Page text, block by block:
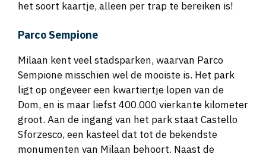
het soort kaartje, alleen per trap te bereiken is!
Parco Sempione
Milaan kent veel stadsparken, waarvan Parco
Sempione misschien wel de mooiste is. Het park
ligt op ongeveer een kwartiertje lopen van de
Dom, en is maar liefst 400.000 vierkante kilometer
groot. Aan de ingang van het park staat Castello
Sforzesco, een kasteel dat tot de bekendste
monumenten van Milaan behoort. Naast de